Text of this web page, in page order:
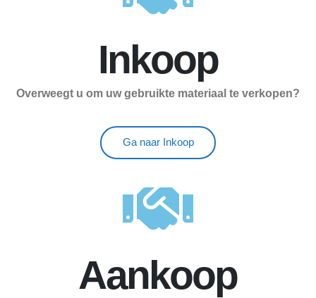
Inkoop
Overweegt u om uw gebruikte materiaal te verkopen?
Ga naar Inkoop
Aankoop